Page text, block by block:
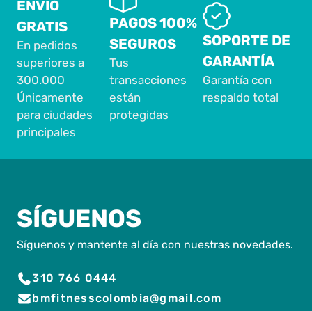
ENVÍO
GRATIS
En pedidos
superiores a
300.000
Únicamente
para ciudades
principales
PAGOS 100%
SEGUROS
Tus
transacciones
están
protegidas
SOPORTE DE
GARANTÍA
Garantía con
respaldo total
SÍGUENOS
Síguenos y mantente al día con nuestras novedades.
310 766 0444
bmfitnesscolombia@gmail.com